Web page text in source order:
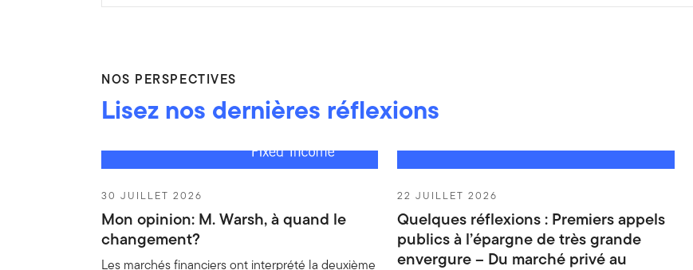
Valeur liquidative1
€34,61Au 03.08.2026
Valeur liquidative1
€19,11Au 31.07.2026
Fiche produit New
NOS PERSPECTIVES
Lisez nos dernières réflexions
30 JUILLET 2026
Mon opinion: M. Warsh, à quand le
changement?
Les marchés financiers ont interprété la deuxième
22 JUILLET 2026
Quelques réflexions : Premiers appels
publics à l’épargne de très grande
envergure – Du marché privé au